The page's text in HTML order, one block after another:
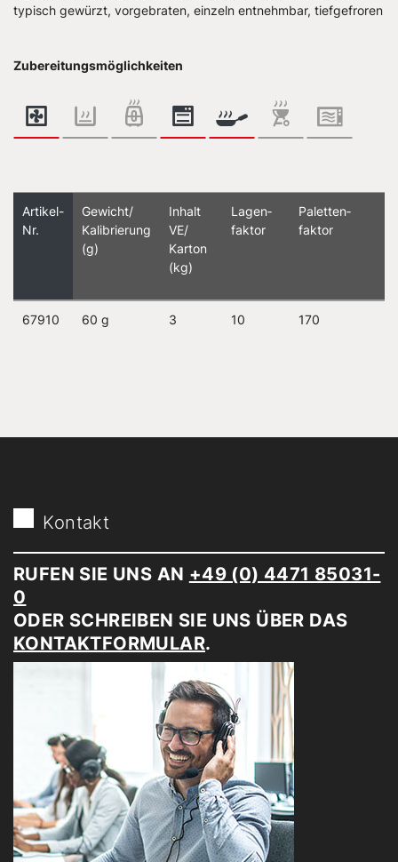
typisch gewürzt, vorgebraten, einzeln entnehmbar, tiefgefroren
Zubereitungsmöglichkeiten
Artikel-
Nr.
Gewicht/
Kalibrierung
(g)
Inhalt
VE/
Karton
(kg)
Lagen­
faktor
Paletten­
faktor
67910 60 g 3 10 170
Kontakt
RUFEN SIE UNS AN +49 (0) 4471 85031-
0
ODER SCHREIBEN SIE UNS ÜBER DAS
KONTAKTFORMULAR.